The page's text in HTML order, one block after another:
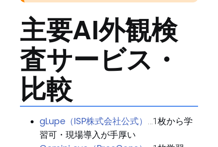
主要AI外観検
査サービス・
比較
gLupe（ISP株式会社公式）
…1枚から学
習可・現場導入が手厚い